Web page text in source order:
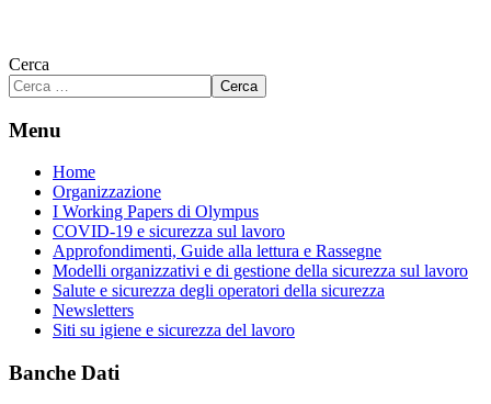
Cerca
Cerca
Menu
Home
Organizzazione
I Working Papers di Olympus
COVID-19 e sicurezza sul lavoro
Approfondimenti, Guide alla lettura e Rassegne
Modelli organizzativi e di gestione della sicurezza sul lavoro
Salute e sicurezza degli operatori della sicurezza
Newsletters
Siti su igiene e sicurezza del lavoro
Banche Dati